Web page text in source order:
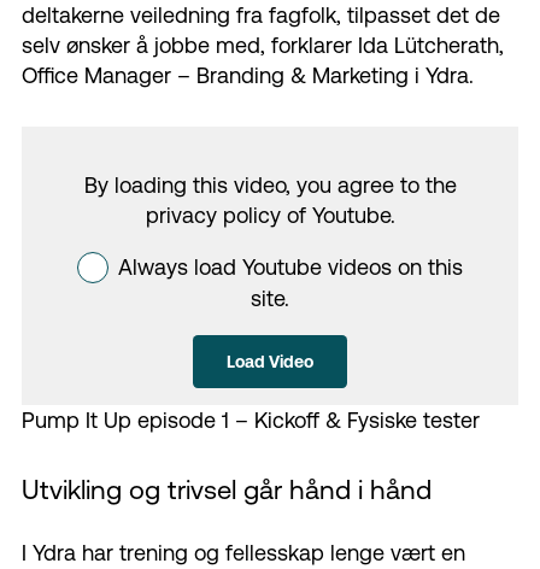
deltakerne veiledning fra fagfolk, tilpasset det de
selv ønsker å jobbe med, forklarer Ida Lütcherath,
Office Manager – Branding & Marketing i Ydra.
By loading this video, you agree to the
privacy policy of Youtube.
Always load Youtube videos on this
site.
Load Video
Pump It Up episode 1 – Kickoff & Fysiske tester
Utvikling og trivsel går hånd i hånd
I Ydra har trening og fellesskap lenge vært en